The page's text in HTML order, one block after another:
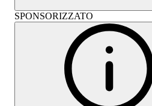
SPONSORIZZATO